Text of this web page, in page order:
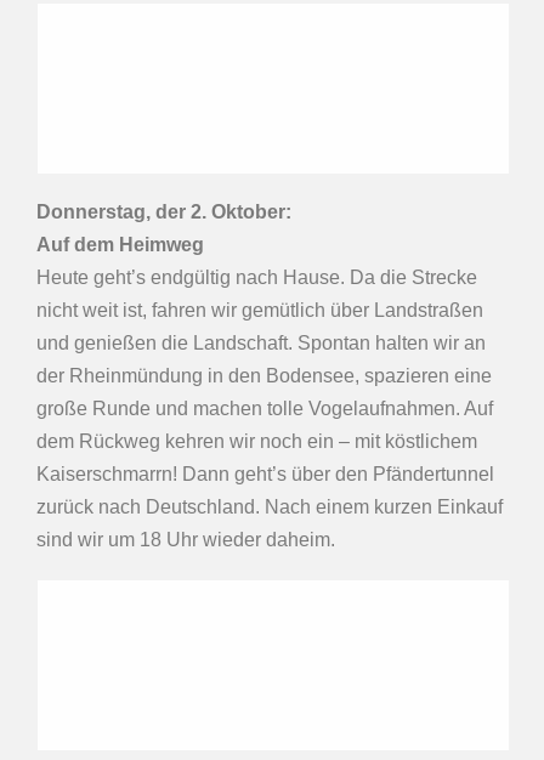
Donnerstag, der 2. Oktober:
Auf dem Heimweg
Heute geht’s endgültig nach Hause. Da die Strecke
nicht weit ist, fahren wir gemütlich über Landstraßen
und genießen die Landschaft. Spontan halten wir an
der Rheinmündung in den Bodensee, spazieren eine
große Runde und machen tolle Vogelaufnahmen. Auf
dem Rückweg kehren wir noch ein – mit köstlichem
Kaiserschmarrn! Dann geht’s über den Pfändertunnel
zurück nach Deutschland. Nach einem kurzen Einkauf
sind wir um 18 Uhr wieder daheim.